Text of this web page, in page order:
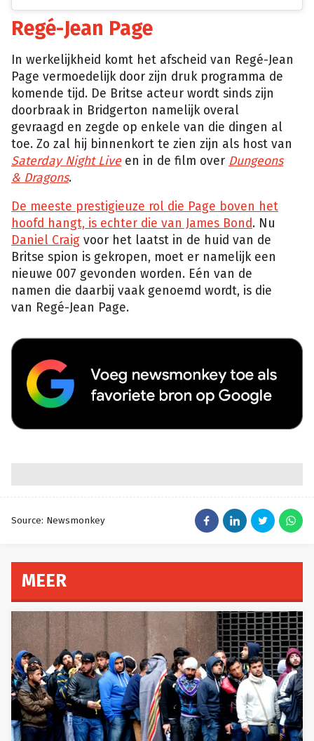
Regé-Jean Page
In werkelijkheid komt het afscheid van Regé-Jean
Page vermoedelijk door zijn druk programma de
komende tijd. De Britse acteur wordt sinds zijn
doorbraak in Bridgerton namelijk overal
gevraagd en zegde op enkele van die dingen al
toe. Zo zal hij binnenkort te zien zijn als host van
Saterday Night Liveen in de film over Dungeons
& Dragons.
De meeste prestigieuze rol die Page boven het
hoofd hangt, is echter die van James Bond. Nu
Daniel Craig voor het laatst in de huid van de
Britse spion is gekropen, moet er namelijk een
nieuwe 007 gevonden worden. Eén van de
namen die daarbij vaak genoemd wordt, is die
van Regé-Jean Page.
Source: Newsmonkey
MEER